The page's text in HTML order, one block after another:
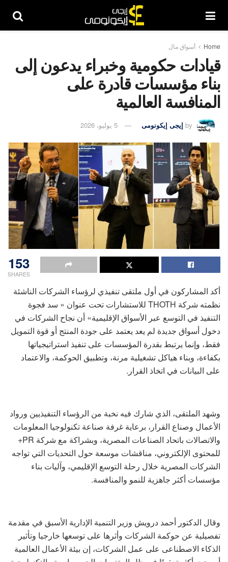
Home أسواق مال
قيادات حكومية وخبراء يدعون إلى
بناء مؤسسات قادرة على
المنافسة العالمية
by إيجى إيكونومى 5 يوليو، 2026
153
SHARES
أكد المشاركون في أول ملتقى تنفيذي لرؤساء الشركات الناشئة
نظمته شركة THOTH للاستشارات تحت عنوان « سد فجوة
التنفيذ في التوسع عبر الأسواق الإقليمية» أن نجاح الشركات في
دخول أسواق جديدة لم يعد يعتمد على جودة المنتج أو قوة التمويل
فقط، وإنما يرتبط بقدرة المؤسسات على تنفيذ استراتيجياتها
بكفاءة، وبناء هياكل تشغيلية مرنة، وتطبيق الحوكمة، والاعتماد
على البيانات في اتخاذ القرار.
وشهد الملتقى، الذي شارك فيه نخبة من الرؤساء التنفيذيين ورواد
الأعمال وصناع القرار، برعاية غرفة صناعة تكنولوجيا المعلومات
والاتصالات باتحاد الصناعات المصرية، وبشراكة مع شركة PR+
للمحتوى الإلكتروني، مناقشات موسعة حول التحديات التي تواجه
الشركات المصرية خلال رحلة التوسع الإقليمي، وآليات بناء
مؤسسات أكثر جاهزية للنمو والمنافسة.
وقال الدكتور أحمد درويش وزير التنمية الإدارية الأسبق في مقدمة
تفصيلية عن حوكمة الشركات وأثرها على توسعها خارجيا وتأثير
الذكاء الاصطناعى على عمل الشركات، إن بيئة الأعمال العالمية